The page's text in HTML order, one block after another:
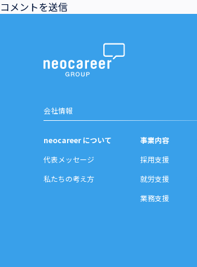
会社情報
neocareer について
代表メッセージ
私たちの考え方
事業内容
採用支援
就労支援
業務支援